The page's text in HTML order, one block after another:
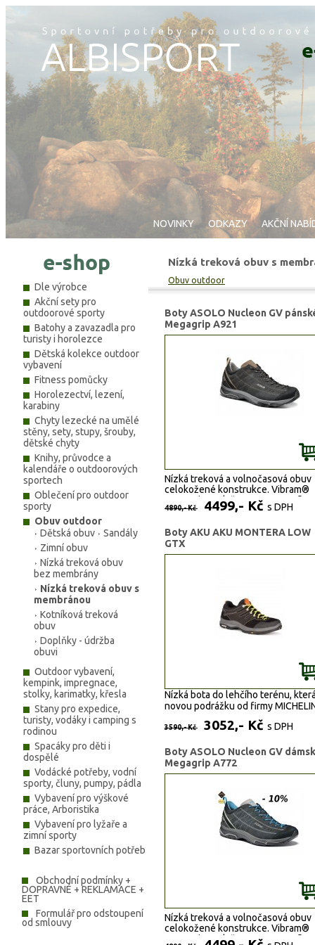
NOVINKY ODKAZY AKČNÍ
Dle výrobce
Akční sety pro
outdoorové sporty
Batohy a zavazadla pro
turisty i horolezce
Dětská kolekce outdoor
vybavení
Fitness pomůcky
Horolezectví, lezení,
karabiny
Chyty lezecké na umělé
stěny, sety, stupy, šrouby,
dětské chyty
Knihy, průvodce a
kalendáře o outdoorových
sportech
Oblečení pro outdoor
sporty
Obuv outdoor
Dětská obuv
Sandály
Zimní obuv
Nízká treková obuv
bez membrány
Nízká treková obuv s
membránou
Kotníková treková
obuv
Doplňky - údržba
obuvi
Outdoor vybavení,
kempink, impregnace,
stolky, karimatky, křesla
Stany pro expedice,
turisty, vodáky i camping s
rodinou
Spacáky pro děti i
dospělé
Vodácké potřeby, vodní
sporty, čluny, pumpy, pádla
Vybavení pro výškové
práce, Arboristika
Vybavení pro lyžaře a
zimní sporty
Bazar sportovních potřeb
Obchodní podmínky +
DOPRAVNÉ + REKLAMACE +
EET
Formulář pro odstoupení
od smlouvy
Nízká treková obuv s
Obuv outdoor
Boty ASOLO Nucleon GV
Megagrip A921
Nízká treková a volnočasová obuv
celokožené konstrukce. Vibram®
Megagrip podešev, GORE-TEX®
Extended Comfort membrána.
4890,- Kč 4499,- Kč s DPH
Boty AKU AKU MONTERA LOW
GTX
Nízká bota do lehčího terénu,
novou podrážku od firmy
3590,- Kč 3052,- Kč s DPH
Boty ASOLO Nucleon GV
Megagrip A772
Nízká treková a volnočasová obuv
celokožené konstrukce. Vibram®
Megagrip podešev, GORE-TEX®